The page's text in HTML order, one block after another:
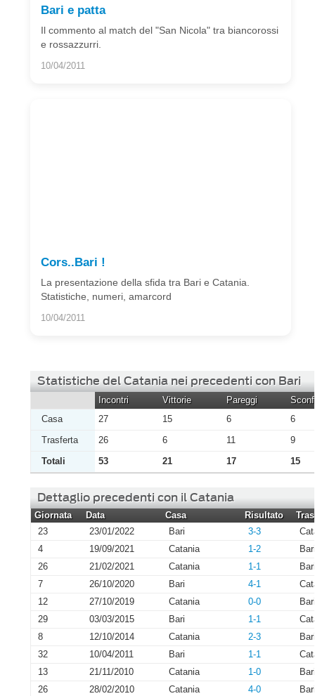
Bari e patta
Il commento al match del "San Nicola" tra biancorossi
e rossazzurri.
10/04/2011
Cors..Bari !
La presentazione della sfida tra Bari e Catania.
Statistiche, numeri, amarcord
10/04/2011
Statistiche del Catania nei precedenti con Bari
Incontri Vittorie Pareggi
Casa
27 15 6
6
Trasferta
26 6 11
9
Totali
53 21 17 15
Dettaglio precedenti con il Catania
Giornata Data Casa Risultato
23
23/01/2022 Bari 3-3
4
19/09/2021 Catania 1-2
Bari
26
21/02/2021 Catania 1-1
Bari
7
26/10/2020 Bari 4-1
12
27/10/2019 Catania 0-0
Bari
29
03/03/2015 Bari 1-1
8
12/10/2014 Catania 2-3
Bari
32
10/04/2011 Bari 1-1
13
21/11/2010 Catania 1-0
Bari
26
28/02/2010 Catania 4-0
Bari